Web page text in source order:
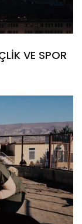
VE SPOR